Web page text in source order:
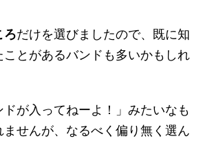
ろだけを選びましたので、既に知
ことがあるバンドも多いかもしれ
ドが入ってねーよ！」みたいなも
せんが、なるべく偏り無く選ん